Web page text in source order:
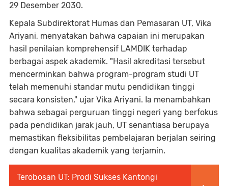
29 Desember 2030.
Kepala Subdirektorat Humas dan Pemasaran UT, Vika
Ariyani, menyatakan bahwa capaian ini merupakan
hasil penilaian komprehensif LAMDIK terhadap
berbagai aspek akademik. "Hasil akreditasi tersebut
mencerminkan bahwa program-program studi UT
telah memenuhi standar mutu pendidikan tinggi
secara konsisten," ujar Vika Ariyani. Ia menambahkan
bahwa sebagai perguruan tinggi negeri yang berfokus
pada pendidikan jarak jauh, UT senantiasa berupaya
memastikan fleksibilitas pembelajaran berjalan seiring
dengan kualitas akademik yang terjamin.
Terobosan UT: Prodi Sukses Kantongi